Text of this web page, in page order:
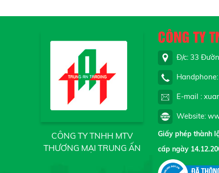
CÔNG TY TNHH MTV
THƯƠNG MẠI TRUNG ẤN
CÔNG TY
Đ/c: 33
E-mail :
Website:
Giấy phép thành
cấp ngày